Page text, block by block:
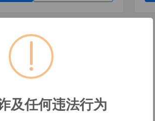
续创新的产品与服务
保护您在云上的应用系统和数据安全
及任何违法行为